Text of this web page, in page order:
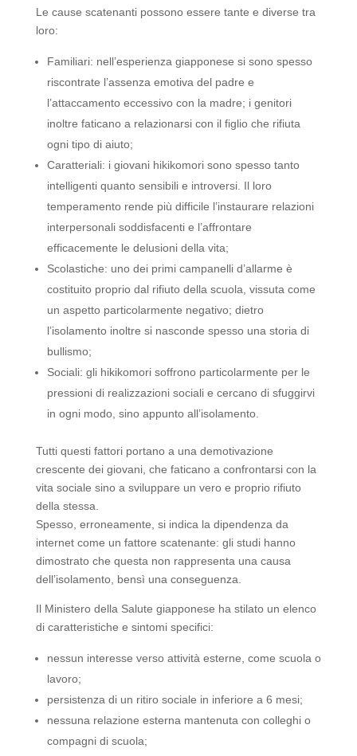
Le cause scatenanti possono essere tante e diverse tra
loro:
Familiari: nell’esperienza giapponese si sono spesso
riscontrate l’assenza emotiva del padre e
l’attaccamento eccessivo con la madre; i genitori
inoltre faticano a relazionarsi con il figlio che rifiuta
ogni tipo di aiuto;
Caratteriali: i giovani hikikomori sono spesso tanto
intelligenti quanto sensibili e introversi. Il loro
temperamento rende più difficile l’instaurare relazioni
interpersonali soddisfacenti e l’affrontare
efficacemente le delusioni della vita;
Scolastiche: uno dei primi campanelli d’allarme è
costituito proprio dal rifiuto della scuola, vissuta come
un aspetto particolarmente negativo; dietro
l’isolamento inoltre si nasconde spesso una storia di
bullismo;
Sociali: gli hikikomori soffrono particolarmente per le
pressioni di realizzazioni sociali e cercano di sfuggirvi
in ogni modo, sino appunto all’isolamento.
Tutti questi fattori portano a una demotivazione
crescente dei giovani, che faticano a confrontarsi con la
vita sociale sino a sviluppare un vero e proprio rifiuto
della stessa.
Spesso, erroneamente, si indica la dipendenza da
internet come un fattore scatenante: gli studi hanno
dimostrato che questa non rappresenta una causa
dell’isolamento, bensì una conseguenza.
Il Ministero della Salute giapponese ha stilato un elenco
di caratteristiche e sintomi specifici:
nessun interesse verso attività esterne, come scuola o
lavoro;
persistenza di un ritiro sociale in inferiore a 6 mesi;
nessuna relazione esterna mantenuta con colleghi o
compagni di scuola;